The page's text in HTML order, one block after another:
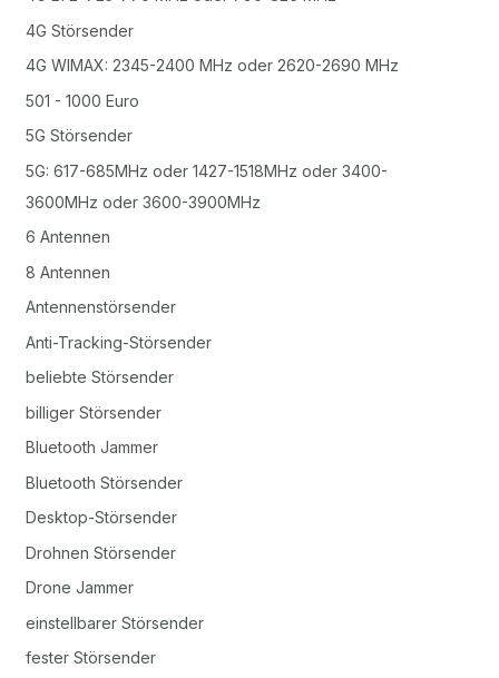
4G Störsender
4G WIMAX: 2345-2400 MHz oder 2620-2690 MHz
501 - 1000 Euro
5G Störsender
5G: 617-685MHz oder 1427-1518MHz oder 3400-
3600MHz oder 3600-3900MHz
6 Antennen
8 Antennen
Antennenstörsender
Anti-Tracking-Störsender
beliebte Störsender
billiger Störsender
Bluetooth Jammer
Bluetooth Störsender
Desktop-Störsender
Drohnen Störsender
Drone Jammer
einstellbarer Störsender
fester Störsender